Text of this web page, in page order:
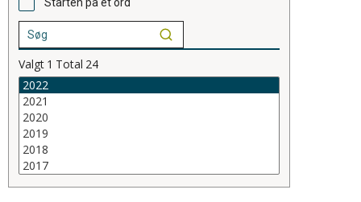
Starten på et ord
Valgt 1 Total 24